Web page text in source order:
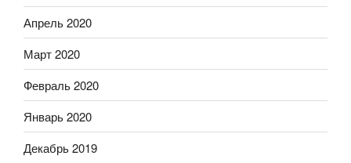
Апрель 2020
Март 2020
Февраль 2020
Январь 2020
Декабрь 2019